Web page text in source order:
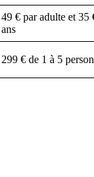
49 € par adulte et 35
ans
299 € de 1 à 5